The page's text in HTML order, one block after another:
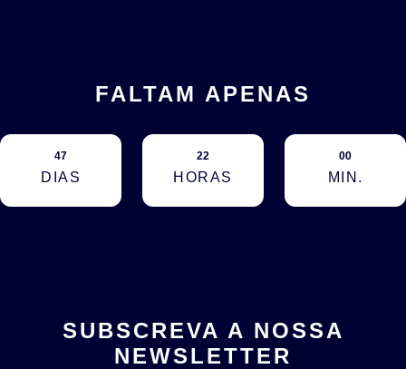
FALTAM APENAS
47
DIAS
22
HORAS
00
MIN.
SUBSCREVA A NOSSA
NEWSLETTER